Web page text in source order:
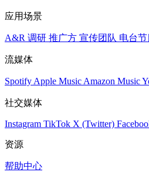
应用场景
A&R 调研 推广方 宣传团队 电台节
流媒体
Spotify Apple Music Amazon Music
社交媒体
Instagram TikTok X (Twitter)
资源
帮助中心